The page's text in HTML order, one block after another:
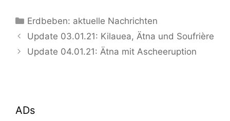
Kategorien
Erdbeben: aktuelle Nachrichten
Update 03.01.21: Kilauea, Ätna und Soufrière
Update 04.01.21: Ätna mit Ascheeruption
ADs